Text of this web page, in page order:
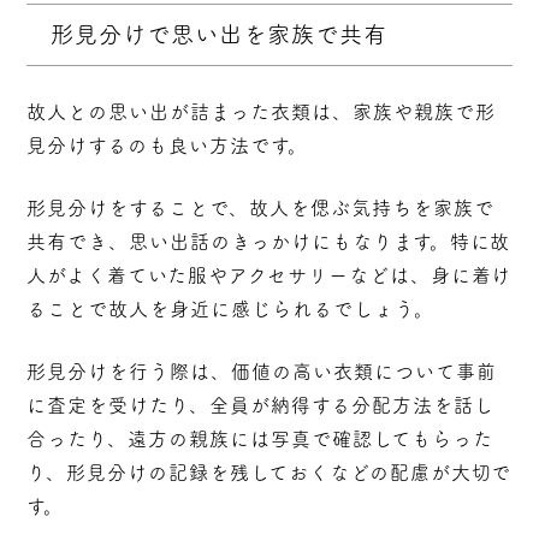
形見分けで思い出を家族で共有
故人との思い出が詰まった衣類は、家族や親族で形
見分けするのも良い方法です。
形見分けをすることで、故人を偲ぶ気持ちを家族で
共有でき、思い出話のきっかけにもなります。特に故
人がよく着ていた服やアクセサリーなどは、身に着け
ることで故人を身近に感じられるでしょう。
形見分けを行う際は、価値の高い衣類について事前
に査定を受けたり、全員が納得する分配方法を話し
合ったり、遠方の親族には写真で確認してもらった
り、形見分けの記録を残しておくなどの配慮が大切で
す。